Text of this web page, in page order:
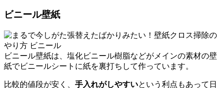
ビニール壁紙
ビニール壁紙は、塩化ビニール樹脂などがメインの素材の壁
紙でビニールシートに紙を裏打ちして作っています。
比較的値段が安く、 手入れがしやすいという利点もあって日